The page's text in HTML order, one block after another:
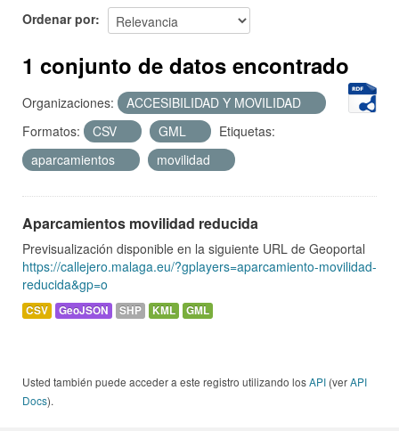
Acerca de
Ordenar por
1 conjunto de datos encontrado
Organizaciones:
ACCESIBILIDAD Y MOVILIDAD
Formatos:
CSV GML
Etiquetas:
aparcamientos
movilidad
Aparcamientos movilidad reducida
Previsualización disponible en la siguiente URL de Geoportal
https://callejero.malaga.eu/?gplayers=aparcamiento-movilidad-
reducida&gp=o
CSV GeoJSON SHP KML GML
Usted también puede acceder a este registro utilizando losAPI (verAPI
Docs).